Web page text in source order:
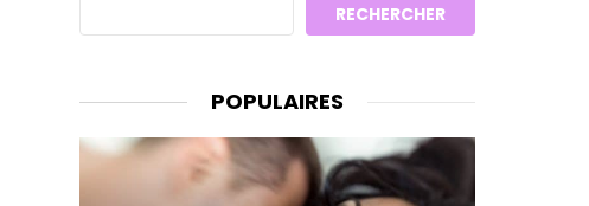
RECHERCHER
POPULAIRES